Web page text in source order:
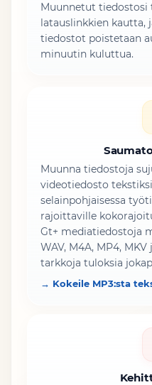
Muunnetut
latauslinkkien
tiedostot poistetaan
minuutin kuluttua.
Muunna tiedostoja
videotiedosto
selainpohjaisessa
rajoittaville
Gt+ mediatiedostoja
WAV, M4A, MP4,
tarkkoja tuloksia
→ Kokeile MP3:sta